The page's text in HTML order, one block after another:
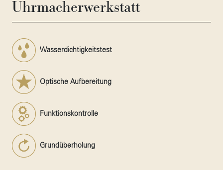
Uhrmacherwerkstatt
Wasserdichtigkeitstest
Optische Aufbereitung
Funktionskontrolle
Grundüberholung